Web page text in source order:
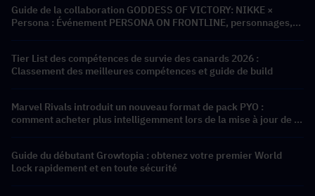
Guide de la collaboration GODDESS OF VICTORY: NIKKE ×
Persona : Événement PERSONA ON FRONTLINE, personnages,
Tier List des compétences de survie des canards 2026 :
Classement des meilleures compétences et guide de build
Marvel Rivals introduit un nouveau format de pack PYO :
comment acheter plus intelligemment lors de la mise à jour de la
Guide du débutant Growtopia : obtenez votre premier World
Lock rapidement et en toute sécurité